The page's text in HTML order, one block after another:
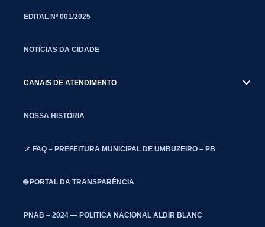
EDITAL Nº 001/2025
NOTÍCIAS DA CIDADE
CANAIS DE ATENDIMENTO
NOSSA HISTÓRIA
📌 FAQ – PREFEITURA MUNICIPAL DE UMBUZEIRO – PB
🌐 PORTAL DA TRANSPARÊNCIA
PNAB – 2024 — POLITICA NACIONAL ALDIR BLANC